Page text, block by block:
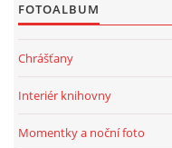
FOTOALBUM
Chrášťany
Interiér knihovny
Momentky a noční foto